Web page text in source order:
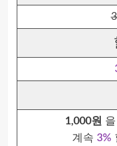
1,000원
계속 3%